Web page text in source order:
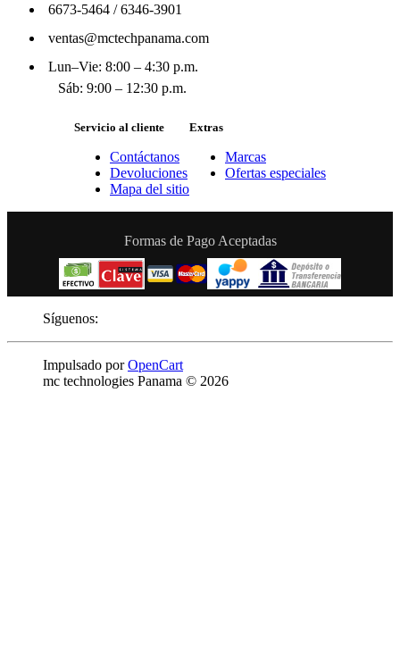
6673-5464/6346-3901
ventas@mctechpanama.com
Lun–Vie: 8:00 – 4:30 p.m.
Sáb: 9:00 – 12:30 p.m.
Servicio al cliente
Contáctanos
Devoluciones
Mapa del sitio
Extras
Marcas
Ofertas especiales
Formas de Pago Aceptadas
Síguenos:
Impulsado porOpenCart
mc technologies Panama © 2026